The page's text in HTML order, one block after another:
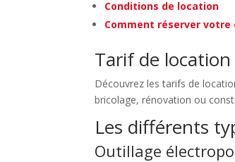
Conditions de location
Comment réserver votre
Tarif de location
Découvrez les tarifs de
bricolage, rénovation ou
Les différents
Outillage